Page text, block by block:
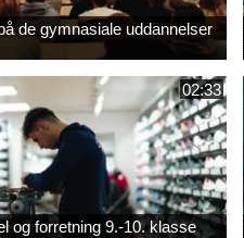
de gymnasiale uddannelser
02:33
og forretning 9.-10. klasse